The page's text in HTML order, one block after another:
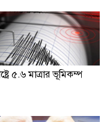
৫.৬ মাত্রার ভূমিকম্প